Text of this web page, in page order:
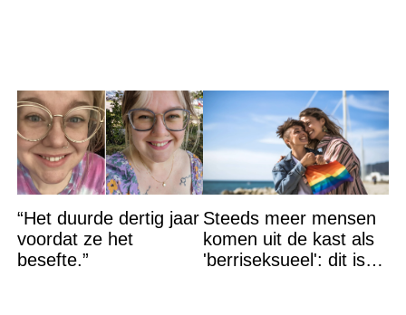
“Het duurde dertig jaar
voordat ze het
besefte.”
Steeds meer mensen
komen uit de kast als
'berriseksueel': dit is